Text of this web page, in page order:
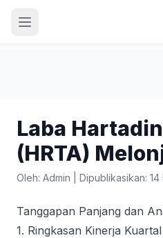
Laba
(HRTA)
Oleh: Admin Dipublikasikan:
Tanggapan Panjang dan
1. Ringkasan Kinerja Kuartal